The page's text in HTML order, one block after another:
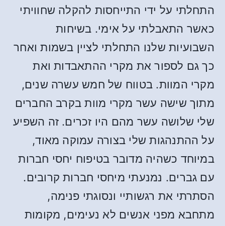
התחלתי על ידי התייחסות להקלה שחוויתי
כאשר התאבלתי על אימי. בשיחות
השבועיות שלנו התחלתי לציין בשמות ואחר
כך גם לספור את מקרי ההתאבדות ואת
מקרי המוות. בטווח של חמש עשרה שנים,
מתוך שישה עשר מקרי מוות בקרב החברים
שלי שלושה עשר מהם היו זכרים. זה השפיע
על ההתנהגות שלי בצורה עמוקה מאוד,
במיוחד כשהיה מדובר בטיפוח יחסי חברות
עם גברים. נמנעתי מיחסי חברות קרובים.
הסתרתי את רגשותיי ונסוגתי פנימה,
מתחבא מפני אנשים לא נעימים, מקומות